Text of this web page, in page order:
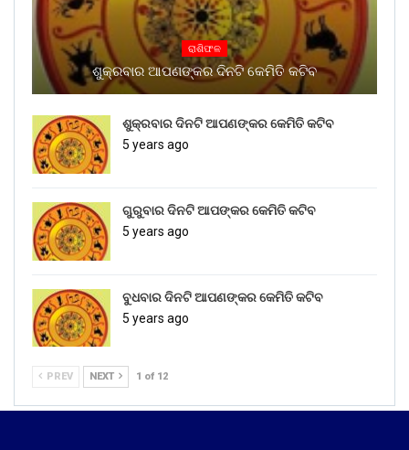
ରାଶିଫଳ
ଶୁକ୍ରବାର ଆପଣଙ୍କର ଦିନଟି କେମିତି କଟିବ
ଶୁକ୍ରବାର ଦିନଟି ଆପଣଙ୍କର କେମିତି କଟିବ
5 years ago
ଗୁରୁବାର ଦିନଟି ଆପଙ୍କର କେମିତି କଟିବ
5 years ago
ବୁଧବାର ଦିନଟି ଆପଣଙ୍କର କେମିତି କଟିବ
5 years ago
PREV NEXT 1 of 12